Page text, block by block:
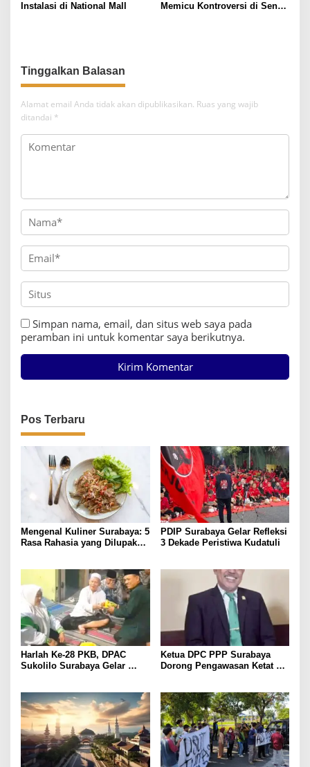
Instalasi di National Mall
Memicu Kontroversi di Senat
Alamat email Anda tidak akan dipublikasikan. Ruas yang wajib
ditandai *
Simpan nama, email, dan situs web saya pada
peramban ini untuk komentar saya berikutnya.
Pos Terbaru
Mengenal Kuliner Surabaya: 5
Rasa Rahasia yang Dilupakan
PDIP Surabaya Gelar Refleksi
3 Dekade Peristiwa Kudatuli
Harlah Ke-28 PKB, DPAC
Sukolilo Surabaya Gelar
Ketua DPC PPP Surabaya
Dorong Pengawasan Ketat
Pelanggaran